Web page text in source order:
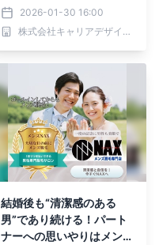
ル」「資産運用」で備えた
い／『女の転職type』が
働く女性にアンケート【第
2026-01-30 16:00
株式会社キャリアデザインセンター
結婚後も“清潔感のある
男”であり続ける！パート
ナーへの思いやりはメンズ